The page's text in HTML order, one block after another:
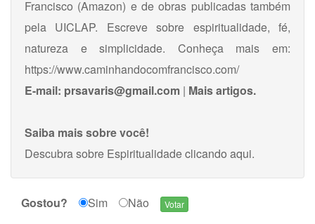
Francisco (Amazon) e de obras publicadas também
pela UICLAP. Escreve sobre espiritualidade, fé,
natureza e simplicidade. Conheça mais em:
https://www.caminhandocomfrancisco.com/
E-mail: prsavaris@gmail.com | Mais artigos.
Saiba mais sobre você!
Descubra sobre Espiritualidadeclicando aqui.
Gostou? Sim Não